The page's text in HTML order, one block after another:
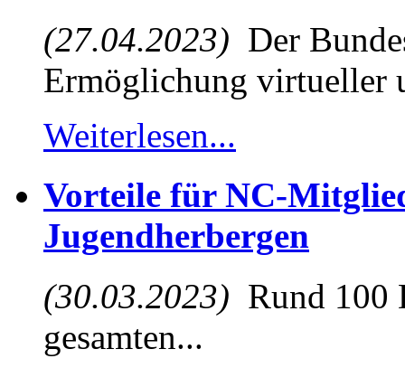
(27.04.2023) Der
Ermöglichung virtueller
Weiterlesen...
Vorteile für NC-
Jugendherbergen
(30.03.2023) Rund 100
gesamten...